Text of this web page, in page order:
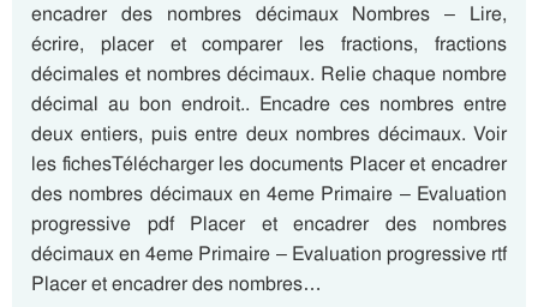
encadrer des nombres décimaux Nombres – Lire,
écrire, placer et comparer les fractions, fractions
décimales et nombres décimaux. Relie chaque nombre
décimal au bon endroit.. Encadre ces nombres entre
deux entiers, puis entre deux nombres décimaux. Voir
les fichesTélécharger les documents Placer et encadrer
des nombres décimaux en 4eme Primaire – Evaluation
progressive pdf Placer et encadrer des nombres
décimaux en 4eme Primaire – Evaluation progressive rtf
Placer et encadrer des nombres…